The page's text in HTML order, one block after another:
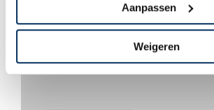
Aanpassen
Weigeren